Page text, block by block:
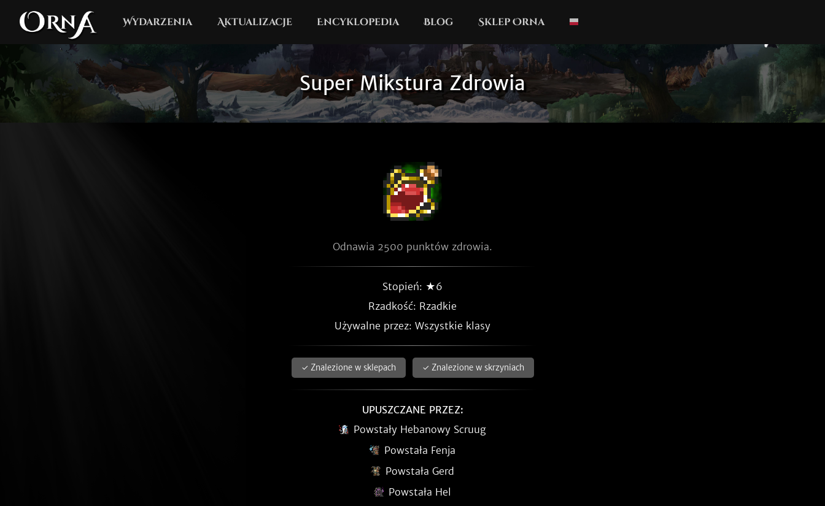
Wydarzenia Aktualizacje Encyklopedia Blog Sklep Orna
Super Mikstura Zdrowia
Odnawia 2500 punktów zdrowia.
Stopień: ★6
Rzadkość: Rzadkie
Używalne przez: Wszystkie klasy
✓ Znalezione w sklepach ✓ Znalezione w skrzyniach
UPUSZCZANE PRZEZ:
Powstały Hebanowy Scruug
Powstała Fenja
Powstała Gerd
Powstała Hel